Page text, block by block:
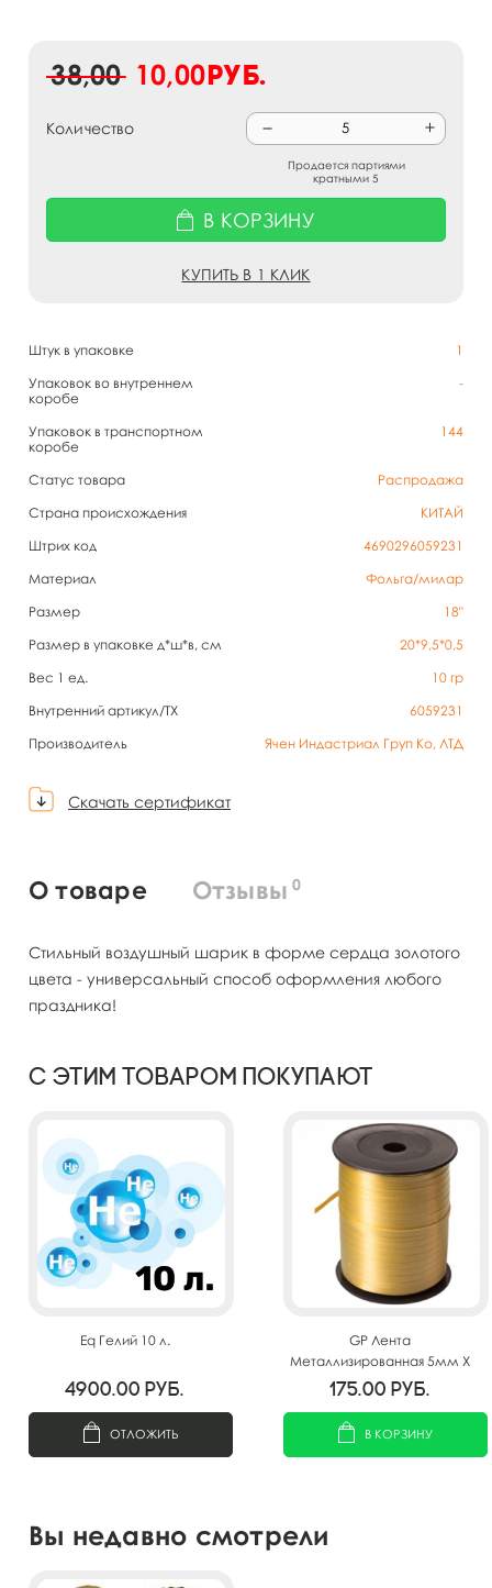
Штук в упаковке
1
Упаковок во внутреннем
коробе
-
Упаковок в транспортном
коробе
144
Статус товара
Распродажа
Страна происхождения
КИТАЙ
Штрих код
4690296059231
Материал
Фольга/милар
Размер
18"
Размер в упаковке д*ш*в, см
20*9,5*0,5
Вес 1 ед.
10 гр
Внутренний артикул/TX
6059231
Производитель
Ячен Индастриал Груп Ко, ЛТД
Скачать сертификат
38,00 10,00руб.
Количество
Продается партиями
кратными 5
В КОРЗИНУ
КУПИТЬ В 1 КЛИК
О товаре Отзывы 0
Стильный воздушный шарик в форме сердца золотого
цвета - универсальный способ оформления любого
праздника!
С этим товаром покупают
Eq Гелий 10 л.
4900.00 руб.
ОТЛОЖИТЬ
GP Лента
Металлизированная 5мм X
250м Золото
175.00 руб.
В КОРЗИНУ
Вы недавно смотрели